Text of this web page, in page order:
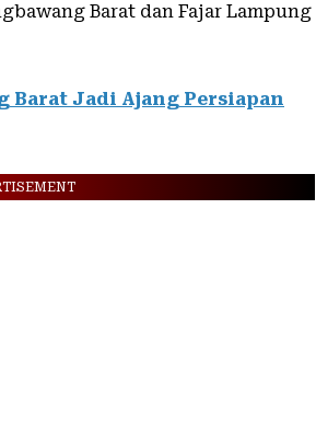
Barat dan Fajar Lampung
Barat Jadi Ajang Persiapan